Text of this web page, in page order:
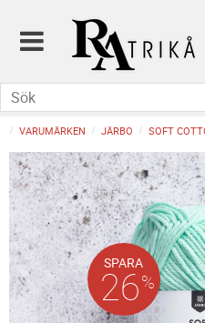
VARUMÄRKEN JÄRBO SOFT
SPARA
26%